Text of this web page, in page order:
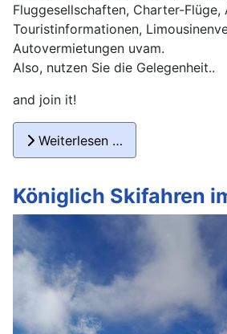
Fluggesellschaften, Charter-Flüge,
Touristinformationen,
Autovermietungen uvam.
Also, nutzen Sie die Gelegenheit..
and join it!
Weiterlesen …
Königlich Skifahren